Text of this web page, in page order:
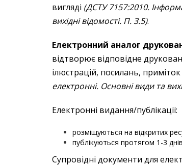
вигляді (ДСТУ 7157:2010.
вихідні відомості. П. 3.5).
Електронний аналог
відтворює відповідне
ілюстрацій, посилань,
електронні. Основні види та
Електронні видання/публікації:
розміщуються на відкритих
публікуються протягом 1-3
Супровідні документи для